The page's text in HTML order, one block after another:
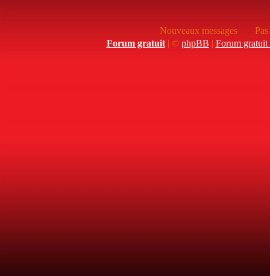
Nouveaux messages
Forum gratuit| © phpBB | Forum gratuit